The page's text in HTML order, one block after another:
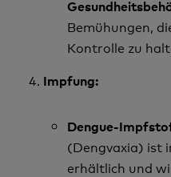
Bemühungen,
Kontrolle zu
Impfung:
Dengue-
(Dengvaxia) ist
erhältlich und